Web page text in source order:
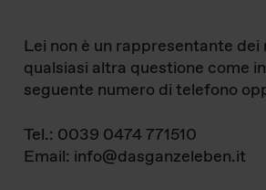
Lei non è un rappresentante
qualsiasi altra questione come
seguente numero di telefono
Tel.: 0039 0474 771510
Email: info@dasganzeleben.it